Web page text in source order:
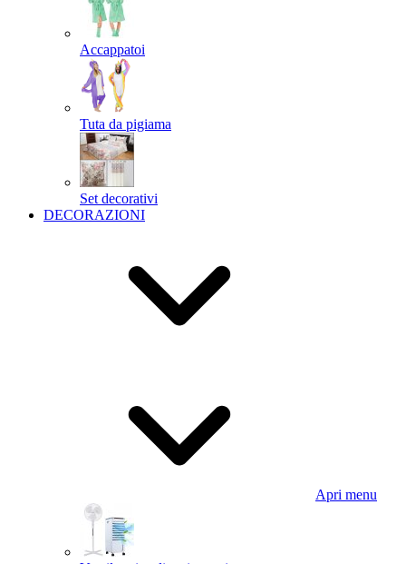
Accappatoi
Tuta da pigiama
Set decorativi
DECORAZIONI
Apri menu